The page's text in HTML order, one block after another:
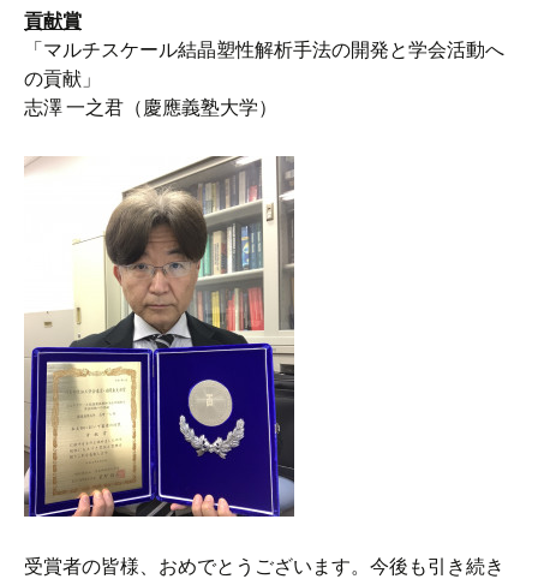
貢献賞
「マルチスケール結晶塑性解析手法の開発と学会活動へ
の貢献」
志澤 一之君（慶應義塾大学）
受賞者の皆様、おめでとうございます。今後も引き続き